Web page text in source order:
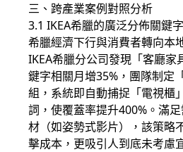
三、跨產業案例對照分析
3.1 IKEA希臘的廣泛分佈關鍵
希臘經濟下行與消費者轉向本
IKEA希臘分公司發現「客廳家
鍵字相關月增35%， 團隊制定
組，系統即自動捕捉「電視櫃
詞，使覆蓋率提升400%。滿
材（如姿勢式影片），該策略
擊成本，更吸引人到底未考慮